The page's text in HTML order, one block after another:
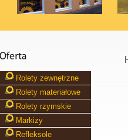
Rolety zewnętrzne
Rolety materiałowe
Rolety rzymskie
Markizy
Refleksole